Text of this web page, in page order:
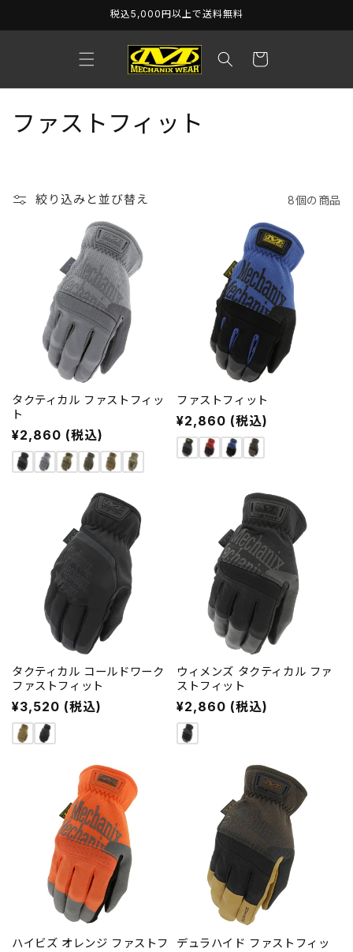
進む
税込5,000円以上で送料無料
ー
コ
ファストフィット
絞り込みと並び替え 8個の商品
タクティカル ファストフィッ
ト
通
常
価
¥2,860 (税込)
ファストフィット
通
常
価
¥2,860 (税込)
タクティカル コールドワーク
ファストフィット
通
常
価
¥3,520 (税込)
ウィメンズ タクティカル ファ
ストフィット
通
常
価
¥2,860 (税込)
ハイビズ オレンジ ファストフ
デュラハイド ファストフィッ